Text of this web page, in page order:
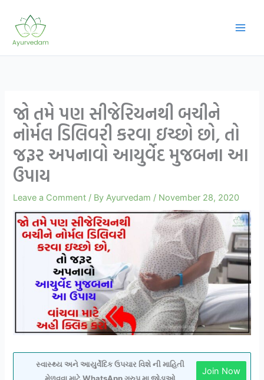
content
જો તમે પણ સીજેરિયનથી બચીને
નોર્મલ ડિલિવરી કરવા ઇચ્છો છો, તો
જરૂર અપનાવો આયુર્વેદ મુજબના આ
ઉપાય
Leave a Comment / ByAyurvedam / November 28, 2020
સ્વાસ્થ્ય અને આયુર્વેદિક ઉપચાર વિશે ની માહિતી
Join Now